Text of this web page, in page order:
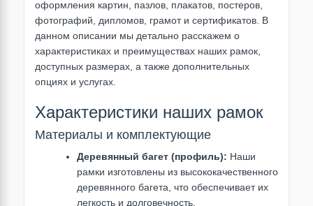
оформления картин, пазлов, плакатов, постеров,
фотографий, дипломов, грамот и сертификатов. В
данном описании мы детально расскажем о
характеристиках и преимуществах наших рамок,
доступных размерах, а также дополнительных
опциях и услугах.
Характеристики наших рамок
Материалы и комплектующие
Деревянный багет (профиль): Наши
рамки изготовлены из высококачественного
деревянного багета, что обеспечивает их
легкость и долговечность.